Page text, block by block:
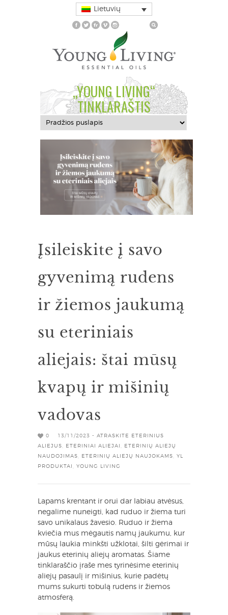
Lietuvių
„YOUNG LIVING“
TINKLARAŠTIS
Įsileiskite į savo
gyvenimą rudens
ir žiemos jaukumą
su eteriniais
aliejais: štai mūsų
kvapų ir mišinių
vadovas
0 13/11/2023 - ATRASKITE ETERINIUS
ALIEJUS
ETERINIAI ALIEJAI
ETERINIŲ ALIEJŲ
NAUDOJIMAS
ETERINIŲ ALIEJŲ NAUJOKAMS
YL
PRODUKTAI
YOUNG LIVING
Lapams krentant ir orui dar labiau atvėsus,
negalime nuneigti, kad ruduo ir žiema turi
savo unikalaus žavesio. Ruduo ir žiema
kviečia mus mėgautis namų jaukumu, kur
mūsų laukia minkšti užklotai, šilti gėrimai ir
jaukus eterinių aliejų aromatas. Šiame
tinklaraščio įraše mes tyrinėsime eterinių
aliejų pasaulį ir mišinius, kurie padėtų
mums sukurti tobulą rudens ir žiemos
atmosferą.